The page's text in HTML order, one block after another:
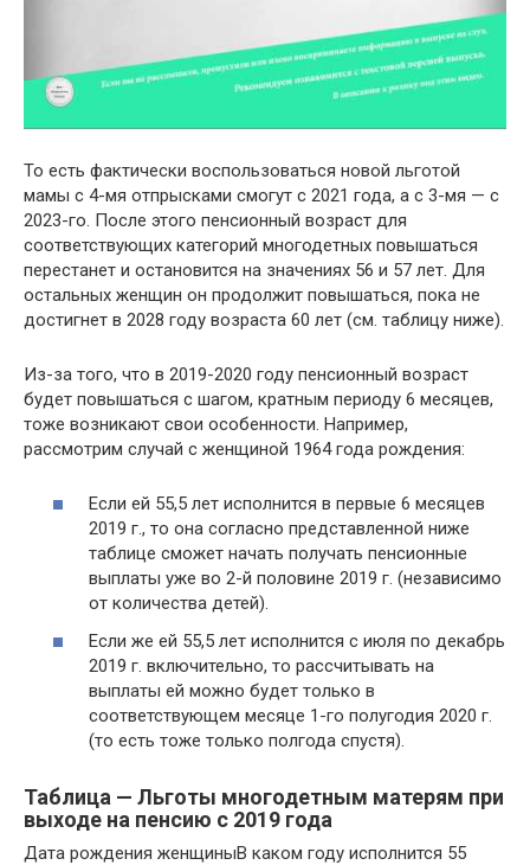
То есть фактически воспользоваться новой льготой
мамы с 4-мя отпрысками смогут с 2021 года, а с 3-мя — с
2023-го. После этого пенсионный возраст для
соответствующих категорий многодетных повышаться
перестанет и остановится на значениях 56 и 57 лет. Для
остальных женщин он продолжит повышаться, пока не
достигнет в 2028 году возраста 60 лет (см. таблицу ниже).
Из-за того, что в 2019-2020 году пенсионный возраст
будет повышаться с шагом, кратным периоду 6 месяцев,
тоже возникают свои особенности. Например,
рассмотрим случай с женщиной 1964 года рождения:
Если ей 55,5 лет исполнится в первые 6 месяцев
2019 г., то она согласно представленной ниже
таблице сможет начать получать пенсионные
выплаты уже во 2-й половине 2019 г. (независимо
от количества детей).
Если же ей 55,5 лет исполнится с июля по декабрь
2019 г. включительно, то рассчитывать на
выплаты ей можно будет только в
соответствующем месяце 1-го полугодия 2020 г.
(то есть тоже только полгода спустя).
Таблица — Льготы многодетным матерям при
выходе на пенсию с 2019 года
Дата рождения женщиныВ каком году исполнится 55